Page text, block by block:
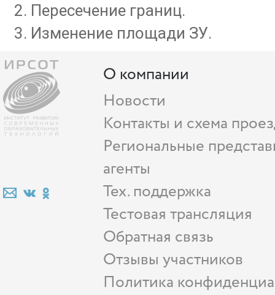
Пересечение границ.
Изменение площади ЗУ.
О компании
Новости
Контакты и схема
Региональные
агенты
Тех. поддержка
Тестовая трансляция
Обратная связь
Отзывы участников
Политика